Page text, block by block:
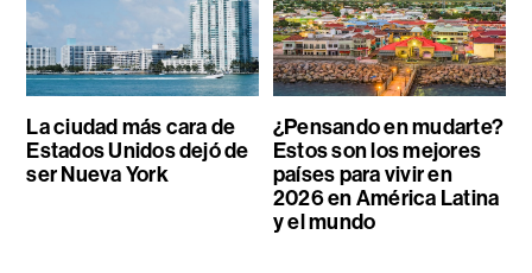
La ciudad más cara de
Estados Unidos dejó de
ser Nueva York
¿Pensando en mudarte?
Estos son los mejores
países para vivir en
2026 en América Latina
y el mundo